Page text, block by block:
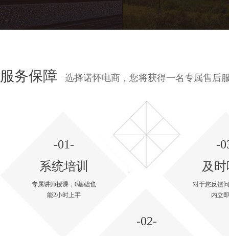
服务保障 选择诺怀电商，您将获得一名专属售后
-01-
系统培训
专属讲师授课，0基础也
能2小时上手
-
及
对于您反馈
内立
-02-